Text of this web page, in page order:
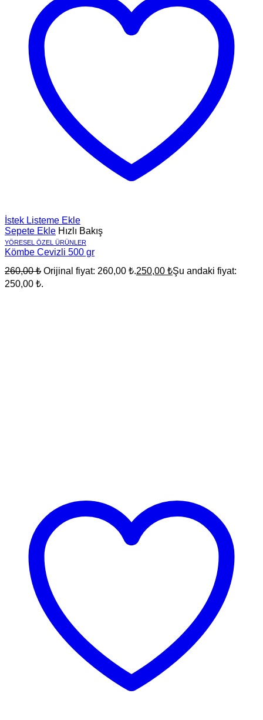
İstek Listeme Ekle
Sepete Ekle Hızlı Bakış
YÖRESEL ÖZEL ÜRÜNLER
Kömbe Cevizli 500 gr
260,00₺ Orijinal fiyat: 260,00 ₺.250,00 ₺Şu andaki fiyat:
250,00 ₺.